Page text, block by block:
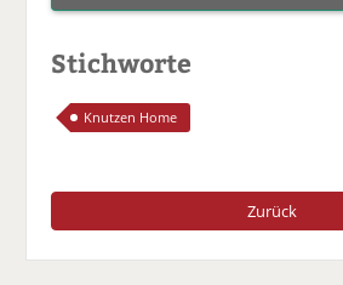
Stichworte
Knutzen Home
Zurück